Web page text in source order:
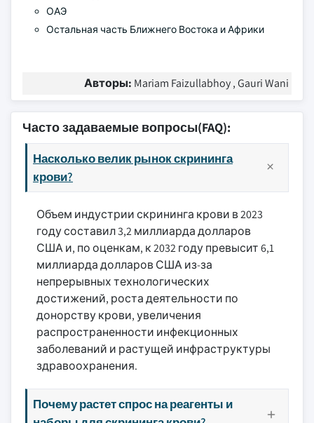
ОАЭ
Остальная часть Ближнего Востока и Африки
Авторы: Mariam Faizullabhoy , Gauri Wani
Часто задаваемые вопросы(FAQ):
Насколько велик рынок скрининга
крови?
Объем индустрии скрининга крови в 2023
году составил 3,2 миллиарда долларов
США и, по оценкам, к 2032 году превысит 6,1
миллиарда долларов США из-за
непрерывных технологических
достижений, роста деятельности по
донорству крови, увеличения
распространенности инфекционных
заболеваний и растущей инфраструктуры
здравоохранения.
Почему растет спрос на реагенты и